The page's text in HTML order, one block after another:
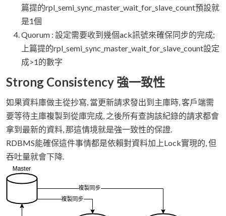
篇提的rpl_semi_sync_master_wait_for_slave_count預設就
是1個
Quorum : 設定需要收到幾個ack訊號來確保同步的完成;
上篇提的rpl_semi_sync_master_wait_for_slave_count設定
成>1的數字
Strong Consistency 強一致性
如果資料庫做主從抄寫, 當更新請求發出到主庫時, 客戶端需
要等待主庫複製到從庫完成, 之後所有查詢該紀錄的請求都會
拿到最新的資料, 那這情境就是強一致性的保證.
RDBMS能確保這件事情都是依賴對資料加上Lock實現的, 但
吞吐量就會下降.